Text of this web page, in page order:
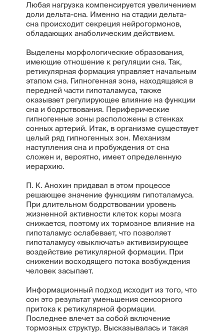
Любая нагрузка компенсируется увеличением
доли дельта-сна. Именно на стадии дельта-
сна происходит секреция нейрогормонов,
обладающих анаболическим действием.
Выделены морфологические образования,
имеющие отношение к регуляции сна. Так,
ретикулярная формация управляет начальным
этапом сна. Гипногенная зона, находящаяся в
передней части гипоталамуса, также
оказывает регулирующее влияние на функции
сна и бодрствования. Периферические
гипногенные зоны расположены в стенках
сонных артерий. Итак, в организме существует
целый ряд гипногенных зон. Механизм
наступления сна и пробуждения от сна
сложен и, вероятно, имеет определенную
иерархию.
П. К. Анохин придавал в этом процессе
решающее значение функциям гипоталамуса.
При длительном бодрствовании уровень
жизненной активности клеток коры мозга
снижается, поэтому их тормозное влияние на
гипоталамус ослабевает, что позволяет
гипоталамусу «выключать» активизирующее
воздействие ретикулярной формации. При
снижении восходящего потока возбуждения
человек засыпает.
Информационный подход исходит из того, что
сон это результат уменьшения сенсорного
притока к ретикулярной формации.
Последнее влечет за собой включение
тормозных структур. Высказывалась и такая